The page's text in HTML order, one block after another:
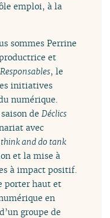
emploi, à la
sommes Perrine
et
, le
initiatives
numérique.
deDéclics
avec
think and do tank
et la mise à
à impact positif.
porter haut et
en
groupe de